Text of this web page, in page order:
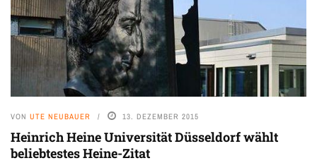
VON UTE NEUBAUER 13. DEZEMBER 2015
Heinrich Heine Universität Düsseldorf wählt
beliebtestes Heine-Zitat